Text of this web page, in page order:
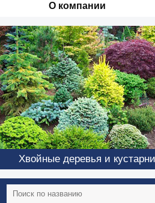
О компании
Хвойные деревья и